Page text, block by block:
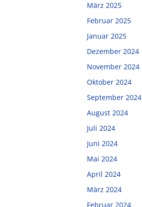
März 2025
Februar 2025
Januar 2025
Dezember 2024
November 2024
Oktober 2024
September 2024
August 2024
Juli 2024
Juni 2024
Mai 2024
April 2024
März 2024
Februar 2024